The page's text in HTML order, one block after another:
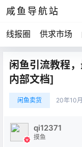
咸鱼导航站
线报圈 供求市场
闲鱼引流教程
内部文档]
闲鱼卖货 20年10
qi12371
摸鱼